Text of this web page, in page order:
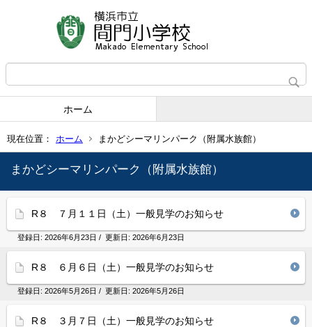
ホーム
現在位置： ホーム まかどシーマリンパーク（附属水族館）
まかどシーマリンパーク（附属水族館）
R８ ７月１１日（土）一般見学のお知らせ
登録日: 2026年6月23日 / 更新日: 2026年6月23日
R８ ６月６日（土）一般見学のお知らせ
登録日: 2026年5月26日 / 更新日: 2026年5月26日
R８ ３月７日（土）一般見学のお知らせ